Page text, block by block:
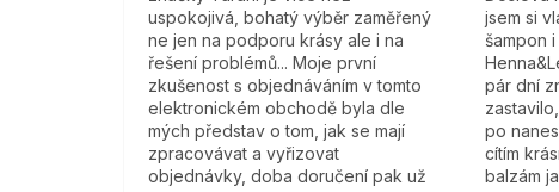
uspokojivá, bohatý výběr zaměřený
ne jen na podporu krásy ale i na
řešení problémů... Moje první
zkušenost s objednáváním v tomto
elektronickém obchodě byla dle
mých představ o tom, jak se mají
zpracovávat a vyřizovat
objednávky, doba doručení pak už
jsem si
šampon
pár dní
po
cítím
balzám